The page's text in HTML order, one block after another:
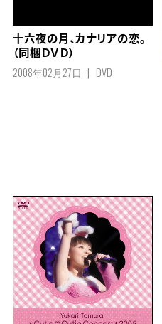
十六夜の月、カナリアの恋。
（同梱ＤＶＤ）
2008年02月27日 DVD